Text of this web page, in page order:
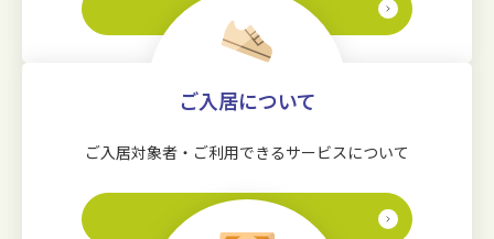
ご入居について
ご入居対象者・ご利用できるサービスについて